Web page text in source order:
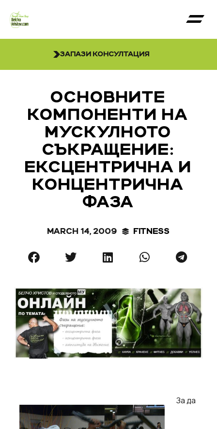
ЗАПАЗИ КОНСУЛТАЦИЯ
OСНОВНИТЕ
КОМПОНЕНТИ НА
МУСКУЛНОТО
СЪКРАЩЕНИЕ:
ЕКСЦЕНТРИЧНА И
КОНЦЕНТРИЧНА
ФАЗА
MARCH 14, 2009 FITNESS
За да